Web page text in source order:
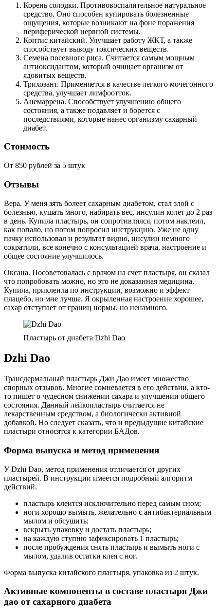
Корень солодки. Противовоспалительное натуральное
средство. Оно способен купировать болезненные
ощущения, которые возникают на фоне поражения
периферической нервной системы.
Коптис китайский. Улучшает работу ЖКТ, а также
способствует выводу токсических веществ.
Семена посевного риса. Считается самым мощным
антиоксидантом, который очищает организм от
ядовитых веществ.
Трихозант. Применяется в качестве легкого мочегонного
средства, улучшает лимфоотток.
Анемаррена. Способствует улучшению общего
состояния, а также подавляет и борется с
последствиями, которые нанес организму сахарный
диабет.
Стоимость
От 850 рублей за 5 штук
Отзывы
Вера. У меня зять болеет сахарным диабетом, стал злой с
болезнью, кушать много, набирать вес, инсулин колет до 2 раз
в день. Купила пластырь, он сопротивлялся, потом наклеил,
как попало, но потом попросил инструкцию. Уже не одну
пачку использовал и результат видно, инсулин немного
сократили, все конечно с консультацией врача, настроение и
общее состояние улучшилось.
Оксана. Посоветовалась с врачом на счет пластыря, он сказал
что попробовать можно, но это не доказанная медицина.
Купила, приклеила по инструкции, возможно и эффект
плацебо, но мне лучше. Я окрыленная настроение хорошее,
сахар отступает от границ нормы, но ненамного.
Пластырь от диабета Dzhi Dao
Dzhi Dao
Трансдермальный пластырь Джи Дао имеет множество
спорных отзывов. Многие сомневается в его действии, а кто-
то пишет о чудесном снижении сахара и улучшении общего
состояния. Данный лейкопластырь считается не
лекарственным средством, а биологически активной
добавкой. Но следует сказать, что и предыдущие китайские
пластыри относятся к категории БАДов.
Форма выпуска и метод применения
У Dzhi Dao, метод применения отличается от других
пластырей. В инструкции имеется подробный алгоритм
действий.
пластырь клеится исключительно перед самым сном;
ноги хорошо вымыть, желательно с антибактериальным
мылом и обсушить;
вскрыть упаковку и достать пластырь;
на каждую ступню зафиксировать 1 пластырь;
после пробуждения снять пластырь и вымыть ноги с
мылом, удалив остатки клея с ног.
Форма выпуска китайского пластыря, упаковка из 2 штук.
Активные компоненты в составе пластыря Джи
дао от сахарного диабета